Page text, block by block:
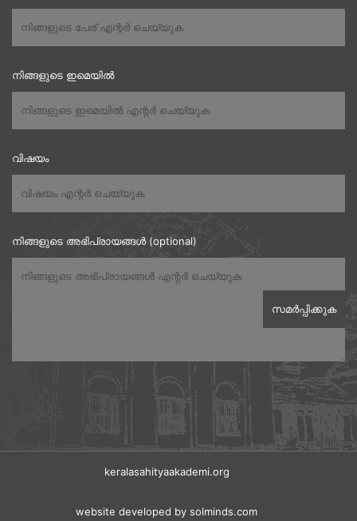
നിങ്ങളുടെ ഇമെയിൽ
വിഷയം
നിങ്ങളുടെ അഭിപ്രായങ്ങൾ (optional)
keralasahityaakademi.org
website developed by solminds.com